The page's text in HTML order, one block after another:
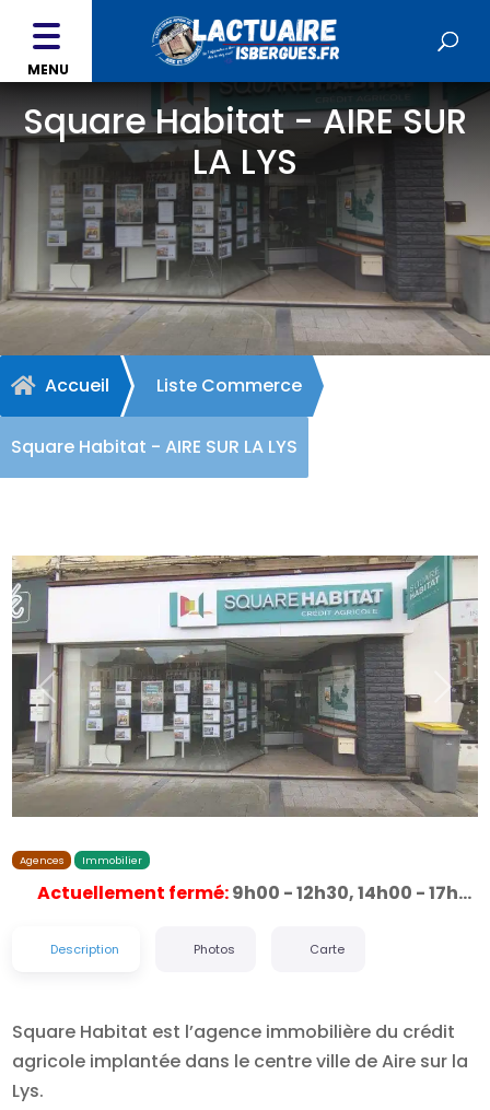
MENU
Square Habitat - AIRE SUR
LA LYS
 Accueil Liste Commerce
Square Habitat - AIRE SUR LA LYS
Précédent
Agences Immobilier
Actuellement fermé:9h00 - 12h30, 14h00 - 17h00
Description Photos Carte
Square Habitat est l’agence immobilière du crédit
agricole implantée dans le centre ville de Aire sur la
Lys.